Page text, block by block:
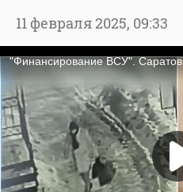
11 февраля 2025, 09:33